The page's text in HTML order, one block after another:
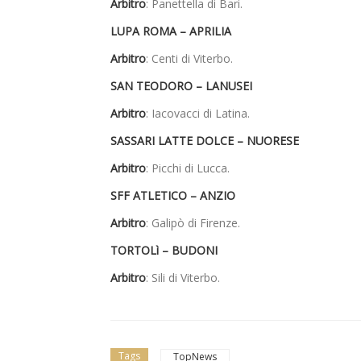
Arbitro: Panettella di Bari.
LUPA ROMA – APRILIA
Arbitro: Centi di Viterbo.
SAN TEODORO – LANUSEI
Arbitro: Iacovacci di Latina.
SASSARI LATTE DOLCE – NUORESE
Arbitro: Picchi di Lucca.
SFF ATLETICO – ANZIO
Arbitro: Galipò di Firenze.
TORTOLì – BUDONI
Arbitro: Sili di Viterbo.
Tags TopNews